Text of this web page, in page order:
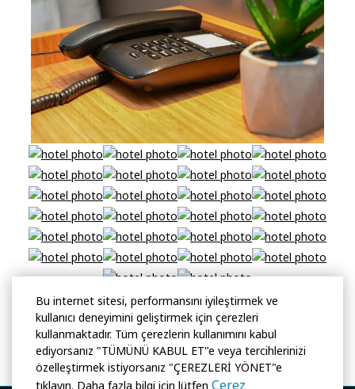
Bu internet sitesi, performansını iyileştirmek ve
kullanıcı deneyimini geliştirmek için çerezleri
kullanmaktadır. Tüm çerezlerin kullanımını kabul
ediyorsanız "TÜMÜNÜ KABUL ET"e veya tercihlerinizi
özelleştirmek istiyorsanız "ÇEREZLERİ YÖNET"e
tıklayın. Daha fazla bilgi için lütfen Çerez